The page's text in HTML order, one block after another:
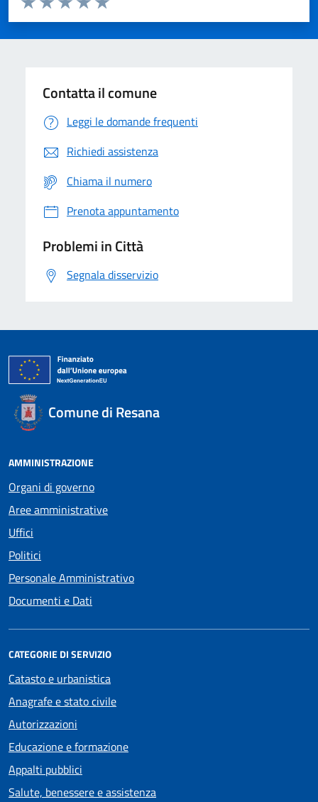
Valuta 5 stelle su 5
Valuta 4 stelle su 5
Valuta 3 stelle su 5
Valuta 2 stelle su 5
Valuta 1 stelle su 5
Contatta il comune
Leggi le domande frequenti
Richiedi assistenza
Chiama il numero
Prenota appuntamento
Problemi in Città
Segnala disservizio
Comune di Resana
AMMINISTRAZIONE
Organi di governo
Aree amministrative
Uffici
Politici
Personale Amministrativo
Documenti e Dati
CATEGORIE DI SERVIZIO
Catasto e urbanistica
Anagrafe e stato civile
Autorizzazioni
Educazione e formazione
Appalti pubblici
Salute, benessere e assistenza